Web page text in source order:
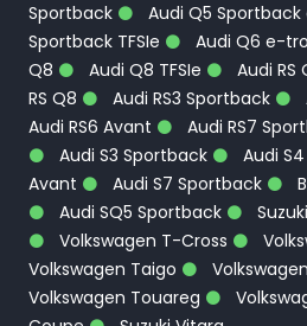
Sportback
Audi Q5
Sportback TFSIe
Audi Q6 e-
Q8
Audi Q8 TFSIe Audi RS
RS Q8
Audi RS3 Sportback
Audi RS6 Avant
Audi RS7
Audi S3 Sportback
Audi
Avant
Audi S7 Sportback
Audi SQ5 Sportback
Volkswagen T-Cross
Volkswagen Taigo
Volkswagen Touareg